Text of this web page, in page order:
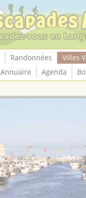
Randonnées Villes
Annuaire Agenda